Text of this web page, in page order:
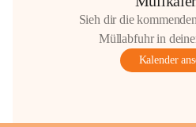
Sieh dir die
Müllabfuhr in
Kalender